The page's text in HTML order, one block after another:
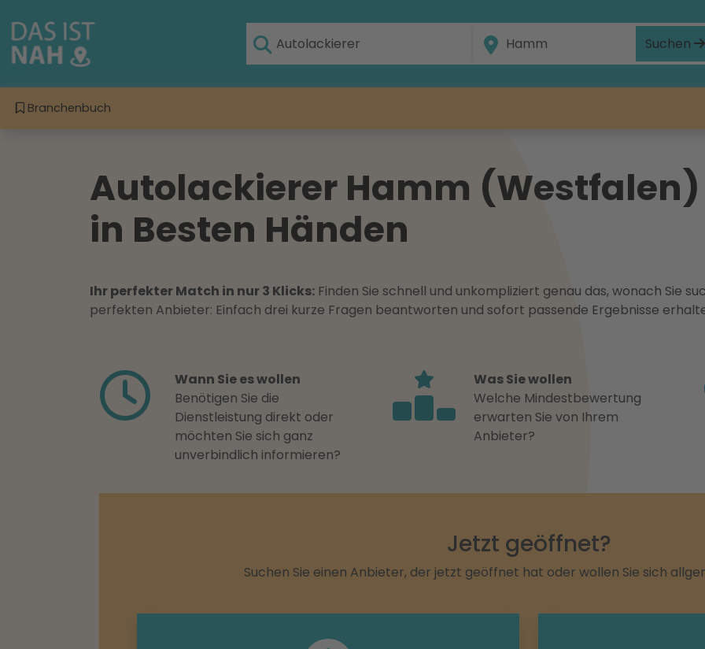
Suchen
Branchenbuch
Autolackierer Hamm
in Besten Händen
Ihr perfekter Match in nur 3 Klicks: Finden Sie schnell und unkompliziert genau das, wonach Sie
perfekten Anbieter: Einfach drei kurze Fragen beantworten und sofort passende Ergebnisse
Wann Sie es wollen
Benötigen Sie die
Dienstleistung direkt oder
möchten Sie sich ganz
unverbindlich informieren?
Was Sie wollen
Welche Mindestbewertung
erwarten Sie von Ihrem
Anbieter?
Jetzt geöffnet?
Suchen Sie einen Anbieter, der jetzt geöffnet hat oder wollen Sie sich